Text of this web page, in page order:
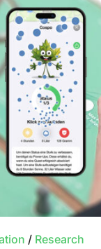
/ Research